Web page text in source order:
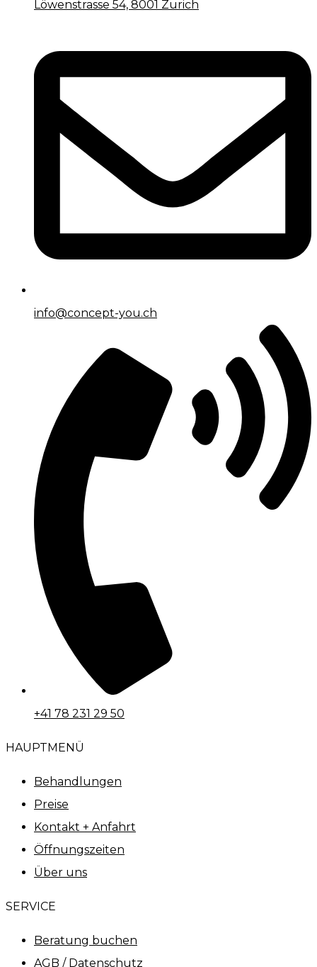
Löwenstrasse 54, 8001 Zurich​
info@concept-you.ch
+41 78 231 29 50
HAUPTMENÜ
Behandlungen
Preise
Kontakt + Anfahrt
Öffnungszeiten
Über uns
SERVICE
Beratung buchen
AGB / Datenschutz